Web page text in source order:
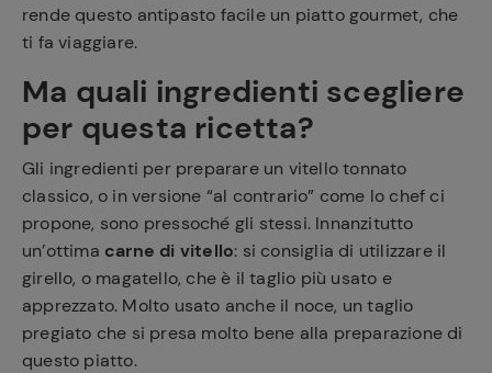
rende questo antipasto facile un piatto gourmet, che
ti fa viaggiare.
Ma quali ingredienti scegliere
per questa ricetta?
Gli ingredienti per preparare un vitello tonnato
classico, o in versione “al contrario” come lo chef ci
propone, sono pressoché gli stessi. Innanzitutto
un’ottima carne di vitello: si consiglia di utilizzare il
girello, o magatello, che è il taglio più usato e
apprezzato. Molto usato anche il noce, un taglio
pregiato che si presa molto bene alla preparazione di
questo piatto.